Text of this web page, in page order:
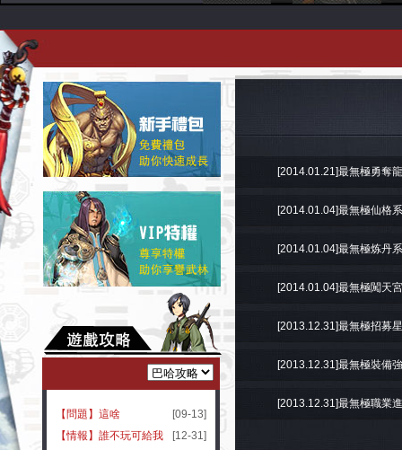
[09-13]
【問題】這啥
[12-31]
【情報】誰不玩可給我
[2014.01.21]最無極勇奪
[2014.01.04]最無極仙格
[2014.01.04]最無極炼丹
[2014.01.04]最無極闖天宮
[2013.12.31]最無極招募
[2013.12.31]最無極裝備
[2013.12.31]最無極職業